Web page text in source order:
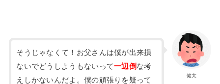
健太
そうじゃなくて！お父さんは僕が出来損
ないでどうしようもないって一辺倒な考
えしかないんだよ。僕の頑張りを疑って